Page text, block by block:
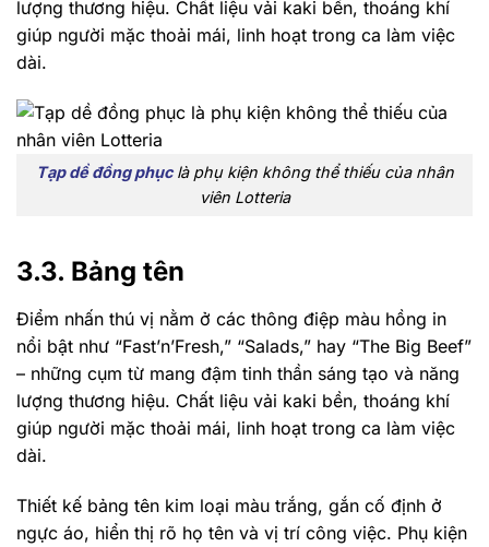
lượng thương hiệu. Chất liệu vải kaki bền, thoáng khí
giúp người mặc thoải mái, linh hoạt trong ca làm việc
dài.
Tạp dề đồng phụclà phụ kiện không thể thiếu của nhân
viên Lotteria
3.3. Bảng tên
Điểm nhấn thú vị nằm ở các thông điệp màu hồng in
nổi bật như “Fast’n’Fresh,” “Salads,” hay “The Big Beef”
– những cụm từ mang đậm tinh thần sáng tạo và năng
lượng thương hiệu. Chất liệu vải kaki bền, thoáng khí
giúp người mặc thoải mái, linh hoạt trong ca làm việc
dài.
Thiết kế bảng tên kim loại màu trắng, gắn cố định ở
ngực áo, hiển thị rõ họ tên và vị trí công việc. Phụ kiện